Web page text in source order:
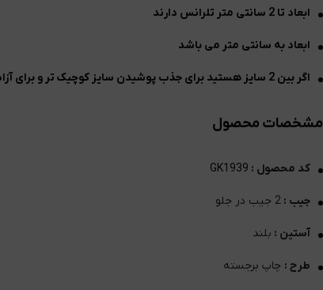
ابعاد تا 2 سانتی متر تلرانس دارند
ابعاد به سانتی متر می باشد
اگر بین 2 سایز هستید برای جذب پوشیدن سایز کوچیک تر و برای آزاد پوشیدن سایز برزگتر را انتخاب نمایید
مشخصات محصول
کد محصول : GK1939
جیب : 2 جیب در جلو
آستین : بلند
طرح : چاپ برجسته